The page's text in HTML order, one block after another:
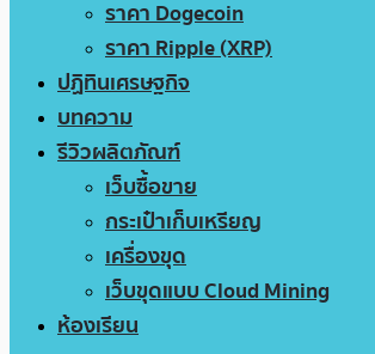
ราคา Dogecoin
ราคา Ripple (XRP)
ปฏิทินเศรษฐกิจ
บทความ
รีวิวผลิตภัณฑ์
เว็บซื้อขาย
กระเป๋าเก็บเหรียญ
เครื่องขุด
เว็บขุดแบบ Cloud Mining
ห้องเรียน